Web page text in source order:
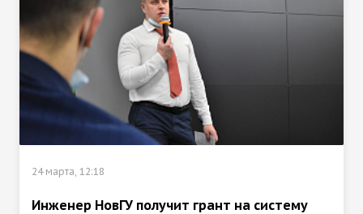
24 марта, 12:18
Инженер НовГУ получит грант на систему